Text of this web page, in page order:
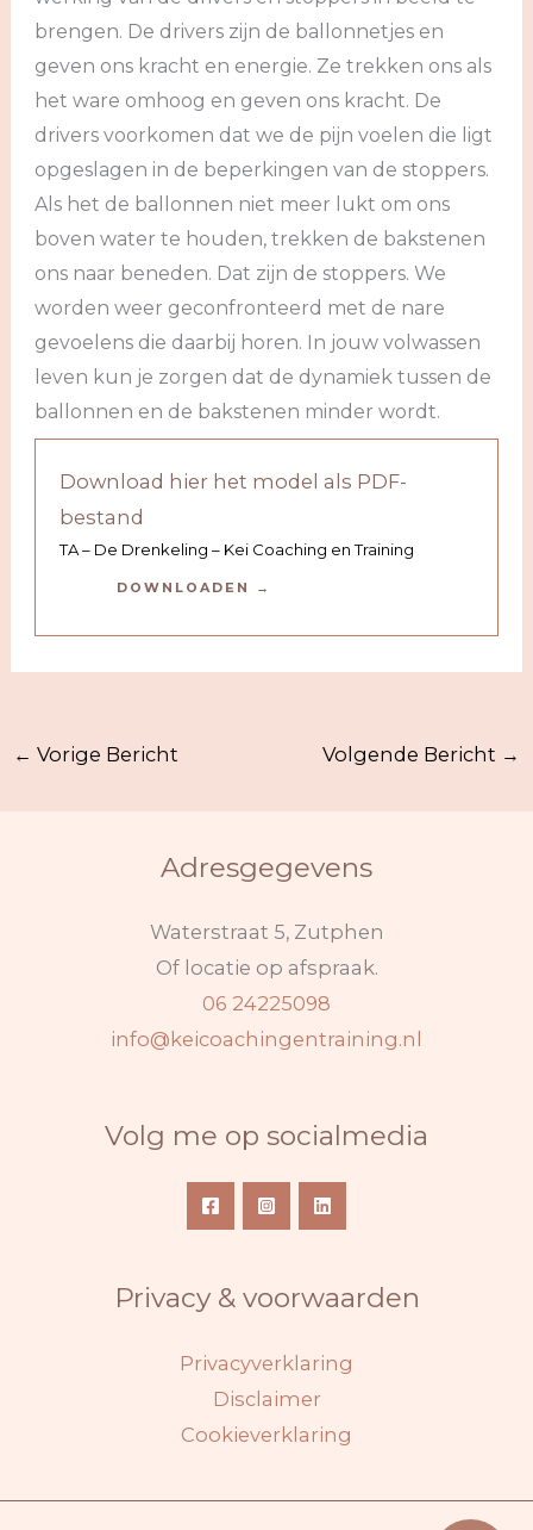
brengen. De drivers zijn de ballonnetjes en
geven ons kracht en energie. Ze trekken ons als
het ware omhoog en geven ons kracht. De
drivers voorkomen dat we de pijn voelen die ligt
opgeslagen in de beperkingen van de stoppers.
Als het de ballonnen niet meer lukt om ons
boven water te houden, trekken de bakstenen
ons naar beneden. Dat zijn de stoppers. We
worden weer geconfronteerd met de nare
gevoelens die daarbij horen. In jouw volwassen
leven kun je zorgen dat de dynamiek tussen de
ballonnen en de bakstenen minder wordt.
Download hier het model als PDF-
bestand
TA – De Drenkeling – Kei Coaching en Training
DOWNLOADEN
← Vorige Bericht Volgende Bericht →
Adresgegevens
Waterstraat 5, Zutphen
Of locatie op afspraak.
06 24225098
info@keicoachingentraining.nl
Volg me op socialmedia
Privacy & voorwaarden
Privacyverklaring
Disclaimer
Cookieverklaring